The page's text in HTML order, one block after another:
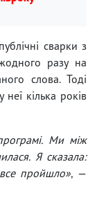
сварки з
разу на
слова. Тоді
кілька років
Ми між
Я сказала:
пройшло», —